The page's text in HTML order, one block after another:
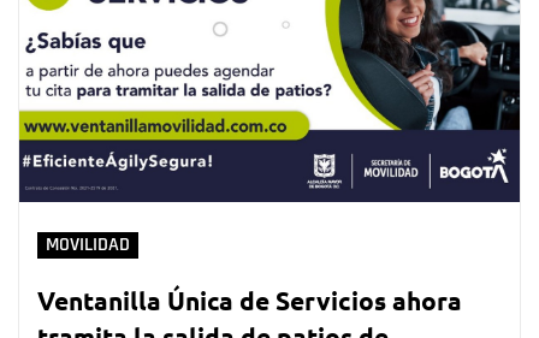
MOVILIDAD
Ventanilla Única de Servicios ahora